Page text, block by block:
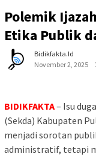
Polemik
Etika Publik
Bidikfakta.id
November 2, 2025
BIDIKFAKTA– Isu
(Sekda) Kabupaten
menjadi sorotan
administratif, tetapi